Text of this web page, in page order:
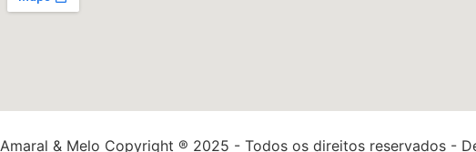
Amaral & Melo Copyright ® 2025 - Todos os direitos reservados -